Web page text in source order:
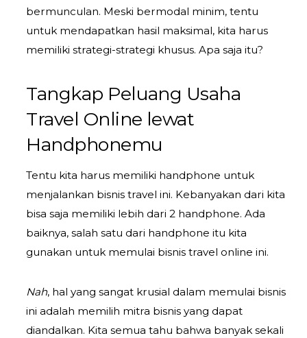
bermunculan. Meski bermodal minim, tentu
untuk mendapatkan hasil maksimal, kita harus
memiliki strategi-strategi khusus. Apa saja itu?
Tangkap Peluang Usaha
Travel Online lewat
Handphonemu
Tentu kita harus memiliki handphone untuk
menjalankan bisnis travel ini. Kebanyakan dari kita
bisa saja memiliki lebih dari 2 handphone. Ada
baiknya, salah satu dari handphone itu kita
gunakan untuk memulai bisnis travel online ini.
Nah, hal yang sangat krusial dalam memulai bisnis
ini adalah memilih mitra bisnis yang dapat
diandalkan. Kita semua tahu bahwa banyak sekali